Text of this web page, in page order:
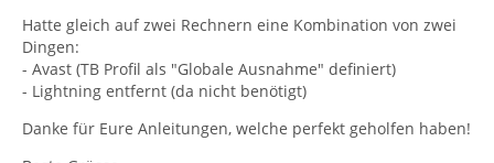
Hatte gleich auf zwei Rechnern eine Kombination von zwei
Dingen:
- Avast (TB Profil als "Globale Ausnahme" definiert)
- Lightning entfernt (da nicht benötigt)
Danke für Eure Anleitungen, welche perfekt geholfen haben!